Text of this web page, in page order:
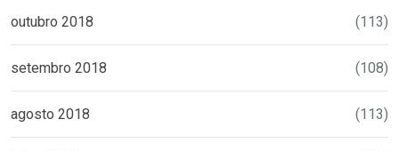
outubro 2018 (113)
setembro 2018 (108)
agosto 2018 (113)